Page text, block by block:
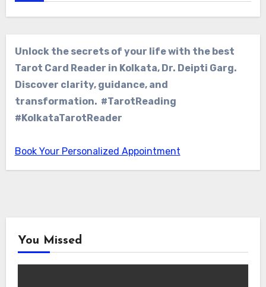
Unlock the secrets of your life with the best
Tarot Card Reader in Kolkata, Dr. Deipti Garg.
Discover clarity, guidance, and
transformation. #TarotReading
#KolkataTarotReader
Book Your Personalized Appointment
You Missed